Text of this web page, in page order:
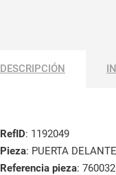
DESCRIPCIÓN
RefID: 1192049
Pieza: PUERTA
Referencia pieza: